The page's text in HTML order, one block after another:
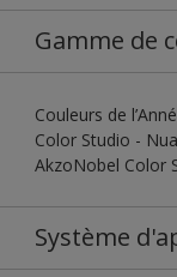
Gamme de
Couleurs de
Color Studio -
AkzoNobel Color
Système